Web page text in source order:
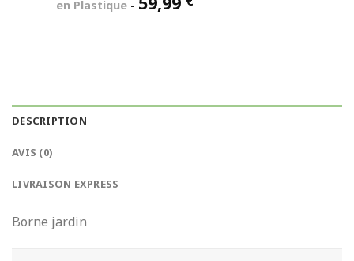
en Plastique -
DESCRIPTION
AVIS (0)
LIVRAISON EXPRESS
Borne jardin